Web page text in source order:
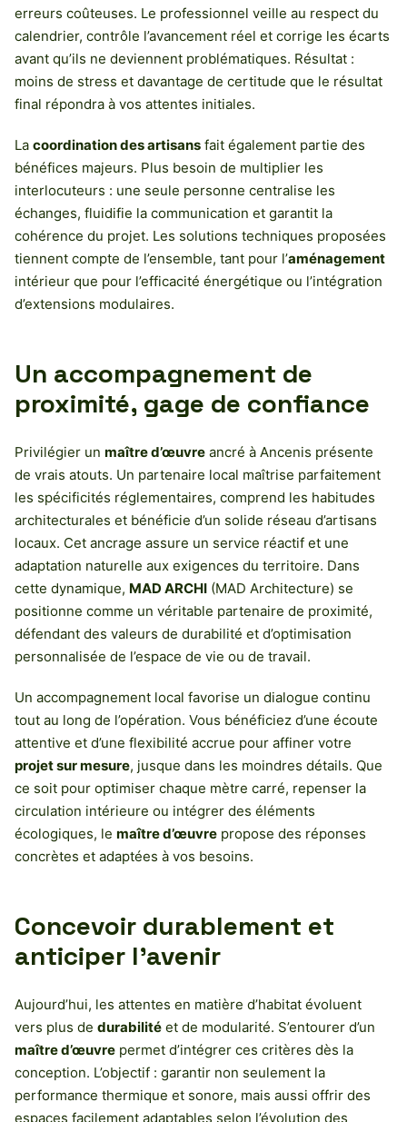
erreurs coûteuses. Le professionnel veille au respect du
calendrier, contrôle l’avancement réel et corrige les écarts
avant qu’ils ne deviennent problématiques. Résultat :
moins de stress et davantage de certitude que le résultat
final répondra à vos attentes initiales.
La coordination des artisans fait également partie des
bénéfices majeurs. Plus besoin de multiplier les
interlocuteurs : une seule personne centralise les
échanges, fluidifie la communication et garantit la
cohérence du projet. Les solutions techniques proposées
tiennent compte de l’ensemble, tant pour l’aménagement
intérieur que pour l’efficacité énergétique ou l’intégration
d’extensions modulaires.
Un accompagnement de
proximité, gage de confiance
Privilégier un maître d’œuvre ancré à Ancenis présente
de vrais atouts. Un partenaire local maîtrise parfaitement
les spécificités réglementaires, comprend les habitudes
architecturales et bénéficie d’un solide réseau d’artisans
locaux. Cet ancrage assure un service réactif et une
adaptation naturelle aux exigences du territoire. Dans
cette dynamique, MAD ARCHI (MAD Architecture) se
positionne comme un véritable partenaire de proximité,
défendant des valeurs de durabilité et d’optimisation
personnalisée de l’espace de vie ou de travail.
Un accompagnement local favorise un dialogue continu
tout au long de l’opération. Vous bénéficiez d’une écoute
attentive et d’une flexibilité accrue pour affiner votre
projet sur mesure, jusque dans les moindres détails. Que
ce soit pour optimiser chaque mètre carré, repenser la
circulation intérieure ou intégrer des éléments
écologiques, le maître d’œuvre propose des réponses
concrètes et adaptées à vos besoins.
Concevoir durablement et
anticiper l’avenir
Aujourd’hui, les attentes en matière d’habitat évoluent
vers plus de durabilité et de modularité. S’entourer d’un
maître d’œuvre permet d’intégrer ces critères dès la
conception. L’objectif : garantir non seulement la
performance thermique et sonore, mais aussi offrir des
espaces facilement adaptables selon l’évolution des